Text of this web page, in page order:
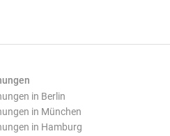
in Berlin
in München
in Hamburg